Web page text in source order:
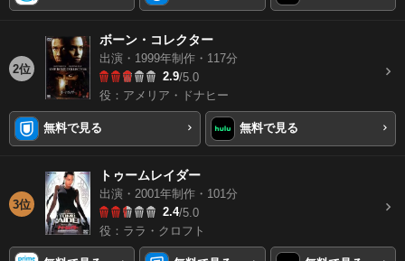
2位
ボーン・コレクター
出演・1999年制作・117分
2.9/5.0
役：アメリア・ドナヒー
無料で見る 無料で見る
3位
トゥームレイダー
出演・2001年制作・101分
2.4/5.0
役：ララ・クロフト